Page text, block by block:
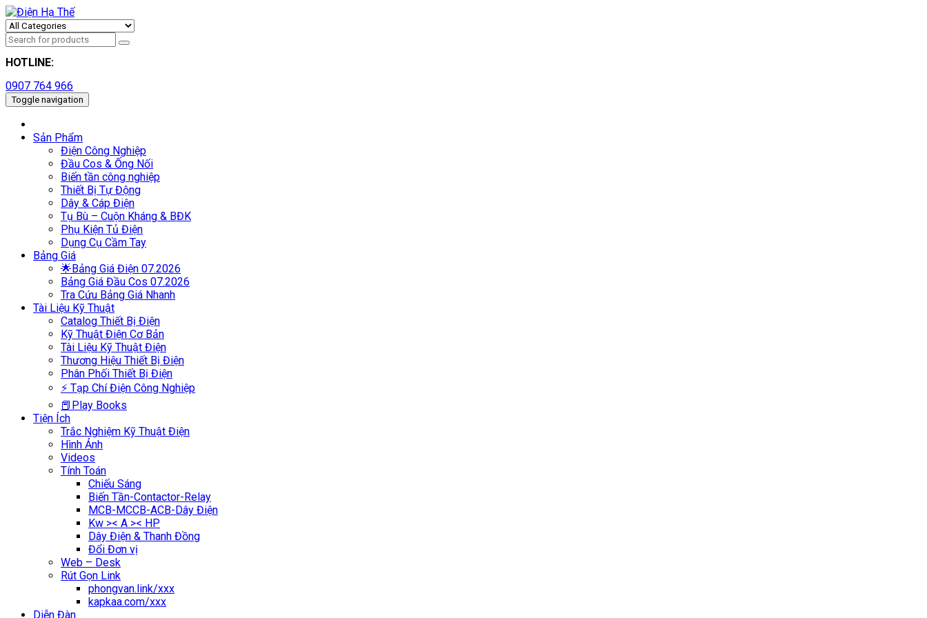
HOTLINE:
0907 764 966
Toggle navigation
Sản Phẩm
Điện Công Nghiệp
Đầu Cos & Ống Nối
Biến tần công nghiệp
Thiết Bị Tự Động
Dây & Cáp Điện
Tụ Bù – Cuộn Kháng & BĐK
Phụ Kiện Tủ Điện
Dụng Cụ Cầm Tay
Bảng Giá
🌟Bảng Giá Điện 07.2026
Bảng Giá Đầu Cos 07.2026
Tra Cứu Bảng Giá Nhanh
Tài Liệu Kỹ Thuật
Catalog Thiết Bị Điện
Kỹ Thuật Điện Cơ Bản
Tài Liệu Kỹ Thuật Điện
Thương Hiệu Thiết Bị Điện
Phân Phối Thiết Bị Điện
⚡ Tạp Chí Điện Công Nghiệp
📕Play Books
Tiện Ích
Trắc Nghiệm Kỹ Thuật Điện
Hình Ảnh
Videos
Tính Toán
Chiếu Sáng
Biến Tần-Contactor-Relay
MCB-MCCB-ACB-Dây Điện
Kw >< A >< HP
Dây Điện & Thanh Đồng
Đổi Đơn vị
Web – Desk
Rút Gọn Link
phongvan.link/xxx
kapkaa.com/xxx
Diễn Đàn